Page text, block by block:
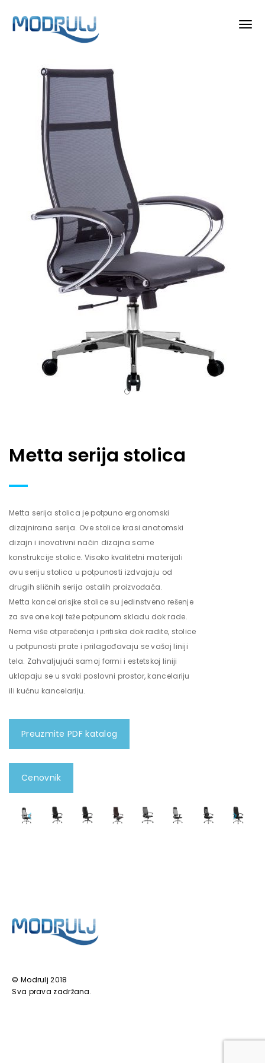
Metta serija stolica
Metta serija stolica je potpuno ergonomski
dizajnirana serija. Ove stolice krasi anatomski
dizajn i inovativni način dizajna same
konstrukcije stolice. Visoko kvalitetni materijali
ovu seriju stolica u potpunosti izdvajaju od
drugih sličnih serija ostalih proizvođača.
Metta kancelarisjke stolice su jedinstveno rešenje
za sve one koji teže potpunom skladu dok rade.
Nema više otperećenja i pritiska dok radite, stolice
u potpunosti prate i prilagođavaju se vašoj liniji
tela. Zahvaljujući samoj formi i estetskoj liniji
uklapaju se u svaki poslovni prostor, kancelariju
ili kućnu kancelariju.
Preuzmite PDF katalog
Cenovnik
© Modrulj 2018
Sva prava zadržana.